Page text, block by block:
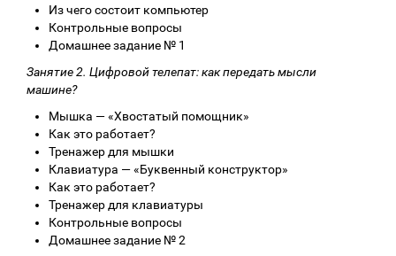
Из чего состоит компьютер
Контрольные вопросы
Домашнее задание № 1
Занятие 2. Цифровой телепат: как передать мысли
машине?
Мышка — «Хвостатый помощник»
Как это работает?
Тренажер для мышки
Клавиатура — «Буквенный конструктор»
Как это работает?
Тренажер для клавиатуры
Контрольные вопросы
Домашнее задание № 2